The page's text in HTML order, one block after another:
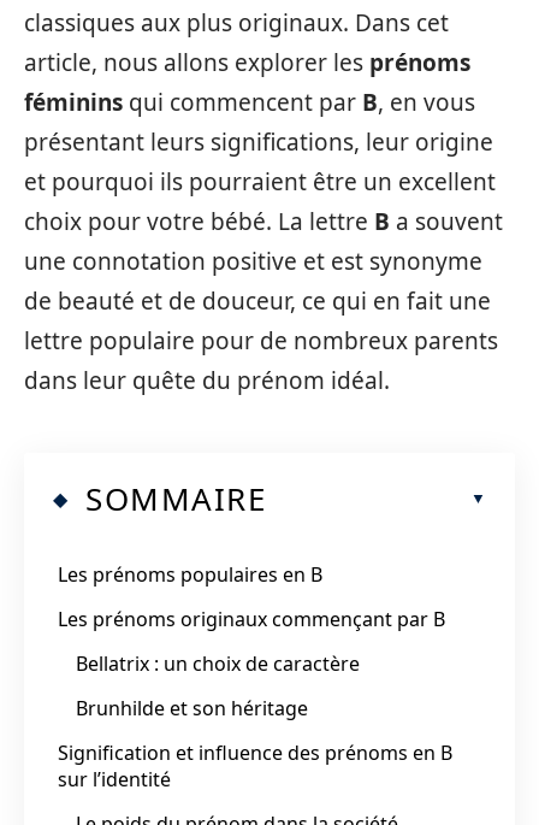
classiques aux plus originaux. Dans cet
article, nous allons explorer les prénoms
féminins qui commencent par B, en vous
présentant leurs significations, leur origine
et pourquoi ils pourraient être un excellent
choix pour votre bébé. La lettre B a souvent
une connotation positive et est synonyme
de beauté et de douceur, ce qui en fait une
lettre populaire pour de nombreux parents
dans leur quête du prénom idéal.
SOMMAIRE
Les prénoms populaires en B
Les prénoms originaux commençant par B
Bellatrix : un choix de caractère
Brunhilde et son héritage
Signification et influence des prénoms en B
sur l’identité